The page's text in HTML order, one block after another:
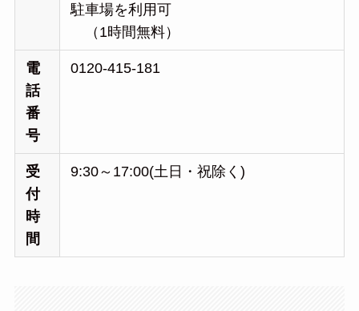
駐車場​を利用可
（1時間無料）
電
話
番
号
0120-415-181
受
付
時
間
9:30～17:00(土日・祝除く)